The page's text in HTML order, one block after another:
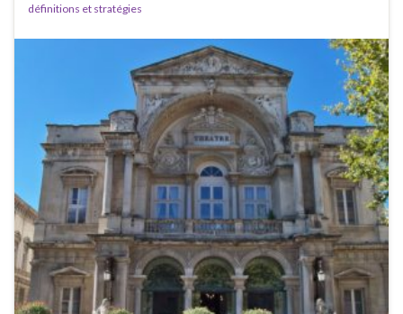
définitions et stratégies